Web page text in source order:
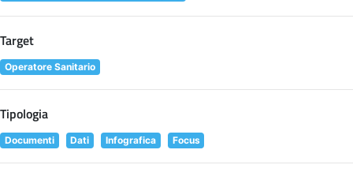
Target
Operatore Sanitario
Tipologia
Documenti Dati Infografica Focus